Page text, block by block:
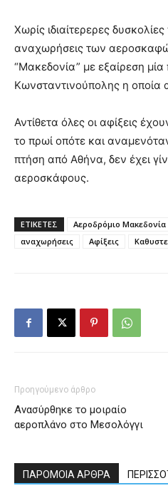
Χωρίς ιδιαίτερερες
αναχωρήσεις των
“Μακεδονία” με εξαίρεση μία
Κωνσταντινούπολης η οποία
Αντίθετα όλες οι αφίξεις
το πρωί οπότε και
πτήση από Αθήνα, δεν έχει
αεροσκάφους.
ΕΤΙΚΕΤΕΣ Αεροδρόμιο Μακεδονία
αναχωρήσεις
Αφίξεις
Προηγούμενο άρθρο
Ανασύρθηκε το μοιραίο
αεροπλάνο στο Μεσολόγγι
ΠΑΡΟΜΟΙΑ ΑΡΘΡΑ